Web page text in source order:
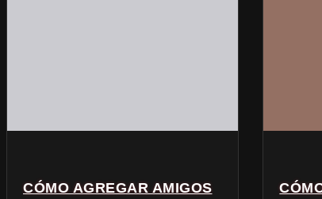
CÓMO AGREGAR AMIGOS